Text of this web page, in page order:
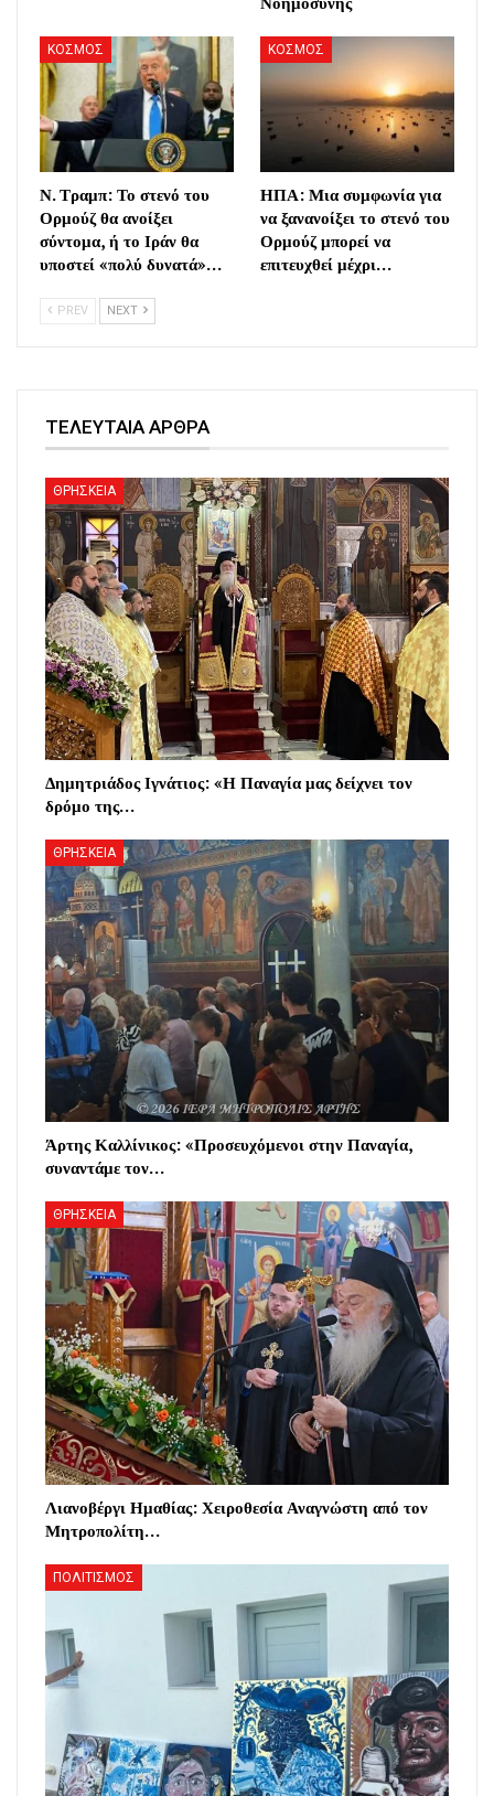
ΚΟΣΜΟΣ
Ν. Τραμπ: Το στενό του
Ορμούζ θα ανοίξει
σύντομα, ή το Ιράν θα
υποστεί «πολύ δυνατά»…
ΚΟΣΜΟΣ
ΗΠΑ: Μια συμφωνία για
να ξανανοίξει το στενό του
Ορμούζ μπορεί να
επιτευχθεί μέχρι…
PREV NEXT
ΤΕΛΕΥΤΑΙΑ ΑΡΘΡΑ
ΘΡΗΣΚΕΙΑ
Δημητριάδος Ιγνάτιος: «Η Παναγία μας δείχνει τον
δρόμο της…
ΘΡΗΣΚΕΙΑ
Άρτης Καλλίνικος: «Προσευχόμενοι στην Παναγία,
συναντάμε τον…
ΘΡΗΣΚΕΙΑ
Λιανοβέργι Ημαθίας: Χειροθεσία Αναγνώστη από τον
Μητροπολίτη…
ΠΟΛΙΤΙΣΜΟΣ